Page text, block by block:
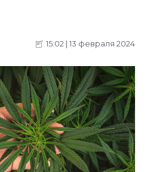
15:02 | 13 февраля 2024